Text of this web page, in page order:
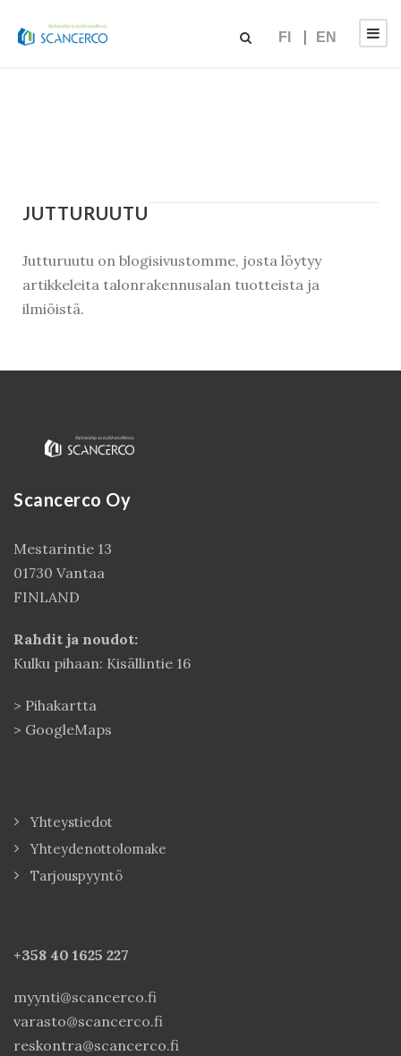
FI EN
JUTTURUUTU
Jutturuutu on blogisivustomme, josta löytyy
artikkeleita talonrakennusalan tuotteista ja
ilmiöistä.
Scancerco Oy
Mestarintie 13
01730 Vantaa
FINLAND
Rahdit ja noudot:
Kulku pihaan: Kisällintie 16
> Pihakartta
> GoogleMaps
Yhteystiedot
Yhteydenottolomake
Tarjouspyyntö
+358 40 1625 227
myynti@scancerco.fi
varasto@scancerco.fi
reskontra@scancerco.fi